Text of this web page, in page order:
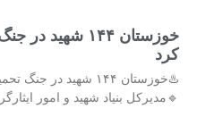
خوزستان ۱۴۴
کرد
♨️خوزستان ۱۴۴ شهید
🔹مدیرکل بنیاد شهید و امور